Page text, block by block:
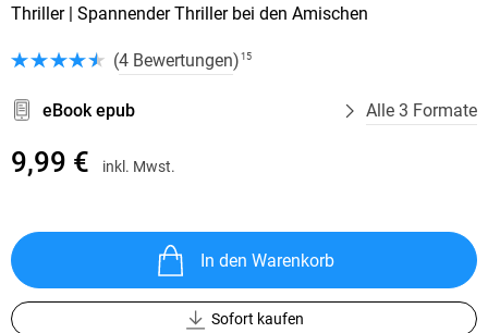
Thriller | Spannender Thriller bei den Amischen
(4 Bewertungen) 15
eBook epub Alle 3 Formate
9,99 € inkl. Mwst.
In den Warenkorb
Sofort kaufen